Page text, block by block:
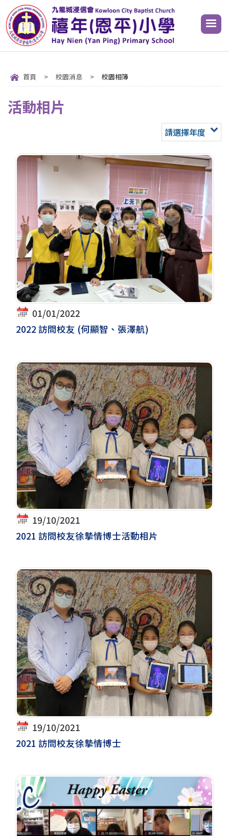
首頁 > 校園消息 > 校園相簿
活動相片
請選擇年度
01/01/2022
2022 訪問校友 (何顯智、張澤航)
19/10/2021
2021 訪問校友徐摯情博士活動相片
19/10/2021
2021 訪問校友徐摯情博士